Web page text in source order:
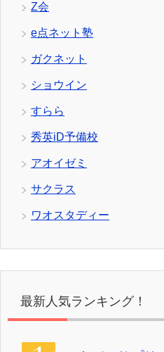
Z会
e点ネット塾
ガクネット
ショウイン
すらら
秀英iD予備校
アオイゼミ
サクラス
ワオスタディー
最新人気ランキング！